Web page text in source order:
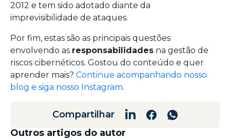
2012 e tem sido adotado diante da
imprevisibilidade de ataques.
Por fim, estas são as principais questões
envolvendo as responsabilidades na gestão de
riscos cibernéticos. Gostou do conteúdo e quer
aprender mais? Continue acompanhando nosso
blog e siga nosso Instagram.
Compartilhar
Outros artigos do autor